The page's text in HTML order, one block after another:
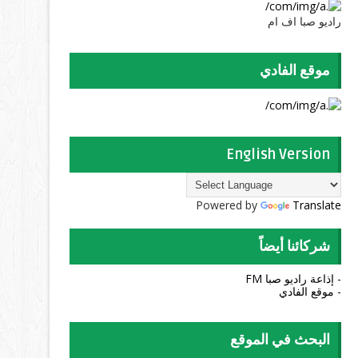
راديو صبا اف ام
موقع الفادي
English Version
Powered by Translate
شركائنا أيضاً
- إذاعة راديو صبا FM
- موقع الفادي
البحث في الموقع